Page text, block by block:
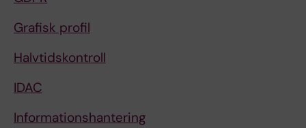
Grafisk profil
Halvtidskontroll
IDAC
Informationshantering